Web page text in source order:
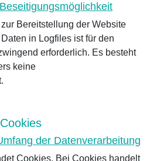
Bereitstellung der Website
in Logfiles ist für den
erforderlich. Es besteht
keine
der Datenverarbeitung
Cookies. Bei Cookies handelt